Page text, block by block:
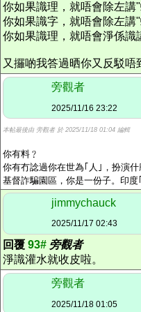
你如果識理，就唔會除左講
你如果識字，就唔會除左講
你如果識理，就唔會淨係識
又攞啲我答過晒你又反駁唔
旁觀者
2025/11/16 23:22
本帖最後由 旁觀者 於 2025/11/18 01:04 編輯
你有料﹖
你有冇諗過你在世為｢人｣，扮演什
基督詐騙園區，你是一份子。印
jimmychauck
2025/11/17 02:43
回覆 93# 旁觀者
淨識灌水就收皮啦。
旁觀者
2025/11/18 01:05